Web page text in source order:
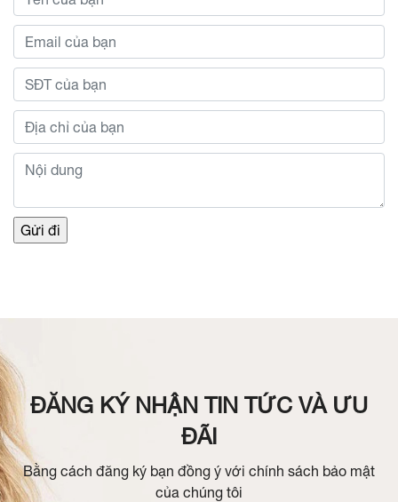
ĐĂNG KÝ NHẬN TIN TỨC VÀ ƯU
ĐÃI
Bằng cách đăng ký bạn đồng ý với chính sách bảo mật
của chúng tôi